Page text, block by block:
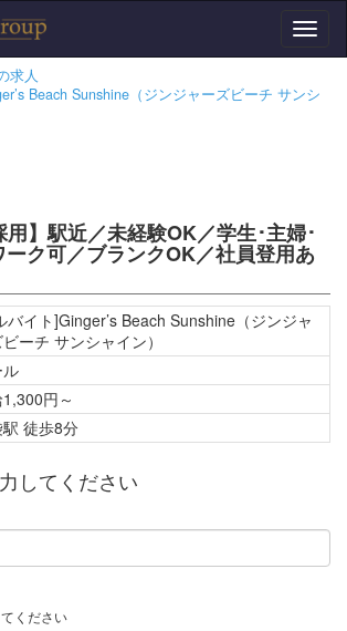
求人
Beach Sunshine（ジンジャーズビーチ サンシ
用】駅近／未経験OK／学生･主婦･
ク可／ブランクOK／社員登用あ
バイト]Ginger’s Beach Sunshine（ジンジャ
ーチ サンシャイン）
円～
徒歩8分
してください
ください